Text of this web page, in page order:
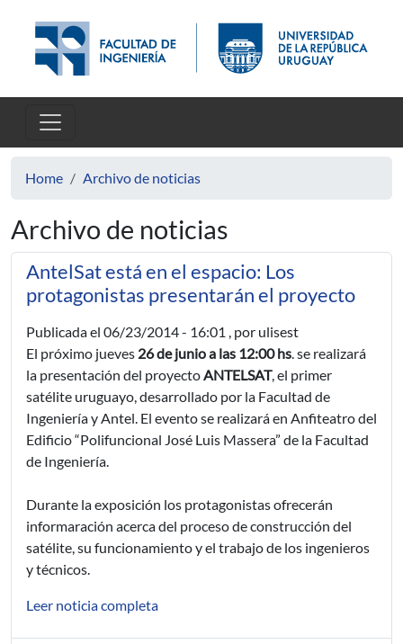
Home Archivo de noticias
Archivo de noticias
AntelSat está en el espacio: Los
protagonistas presentarán el proyecto
Publicada el 06/23/2014 - 16:01 , por ulisest
El próximo jueves 26 de junio a las 12:00 hs. se realizará
la presentación del proyectoANTELSAT, el primer
satélite uruguayo, desarrollado por la Facultad de
Ingeniería y Antel. El evento se realizará en Anfiteatro del
Edificio “Polifuncional José Luis Massera” de la Facultad
de Ingeniería.
Durante la exposición los protagonistas ofrecerán
informaración acerca del proceso de construcción del
satélite, su funcionamiento y el trabajo de los ingenieros
y técnicos.
Leer noticia completa